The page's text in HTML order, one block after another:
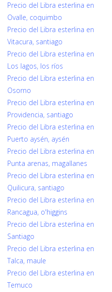
Precio del Libra esterlina en
Ovalle, coquimbo
Precio del Libra esterlina en
Vitacura, santiago
Precio del Libra esterlina en
Los lagos, los ríos
Precio del Libra esterlina en
Osorno
Precio del Libra esterlina en
Providencia, santiago
Precio del Libra esterlina en
Puerto aysén, aysén
Precio del Libra esterlina en
Punta arenas, magallanes
Precio del Libra esterlina en
Quilicura, santiago
Precio del Libra esterlina en
Rancagua, o'higgins
Precio del Libra esterlina en
Santiago
Precio del Libra esterlina en
Talca, maule
Precio del Libra esterlina en
Temuco